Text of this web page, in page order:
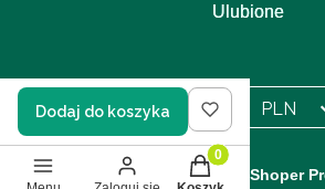
Ulubione
Wybrany język:
PL
polski
PLN
Sklep internetowy Shoper
Dodaj do koszyka
Produkty w